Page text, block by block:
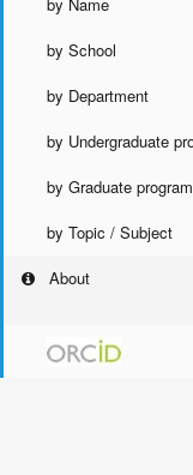
by School
by Department
by Undergraduate
by Graduate program
by Topic / Subject
About